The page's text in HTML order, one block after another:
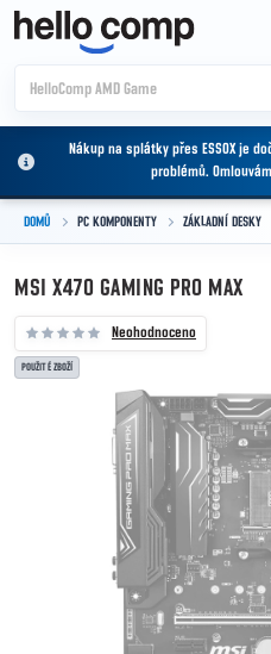
Přejít na obsah
Nákup na splátky přes ESSOX je
problémů.
DOMŮ PC KOMPONENTY ZÁKLADNÍ DESKY
MSI X470 GAMING PRO MAX
Neohodnoceno
POUŽITÉ ZBOŽÍ